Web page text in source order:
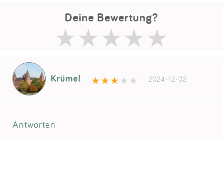
Deine Bewertung?
Krümel 2024-12-02
Antworten